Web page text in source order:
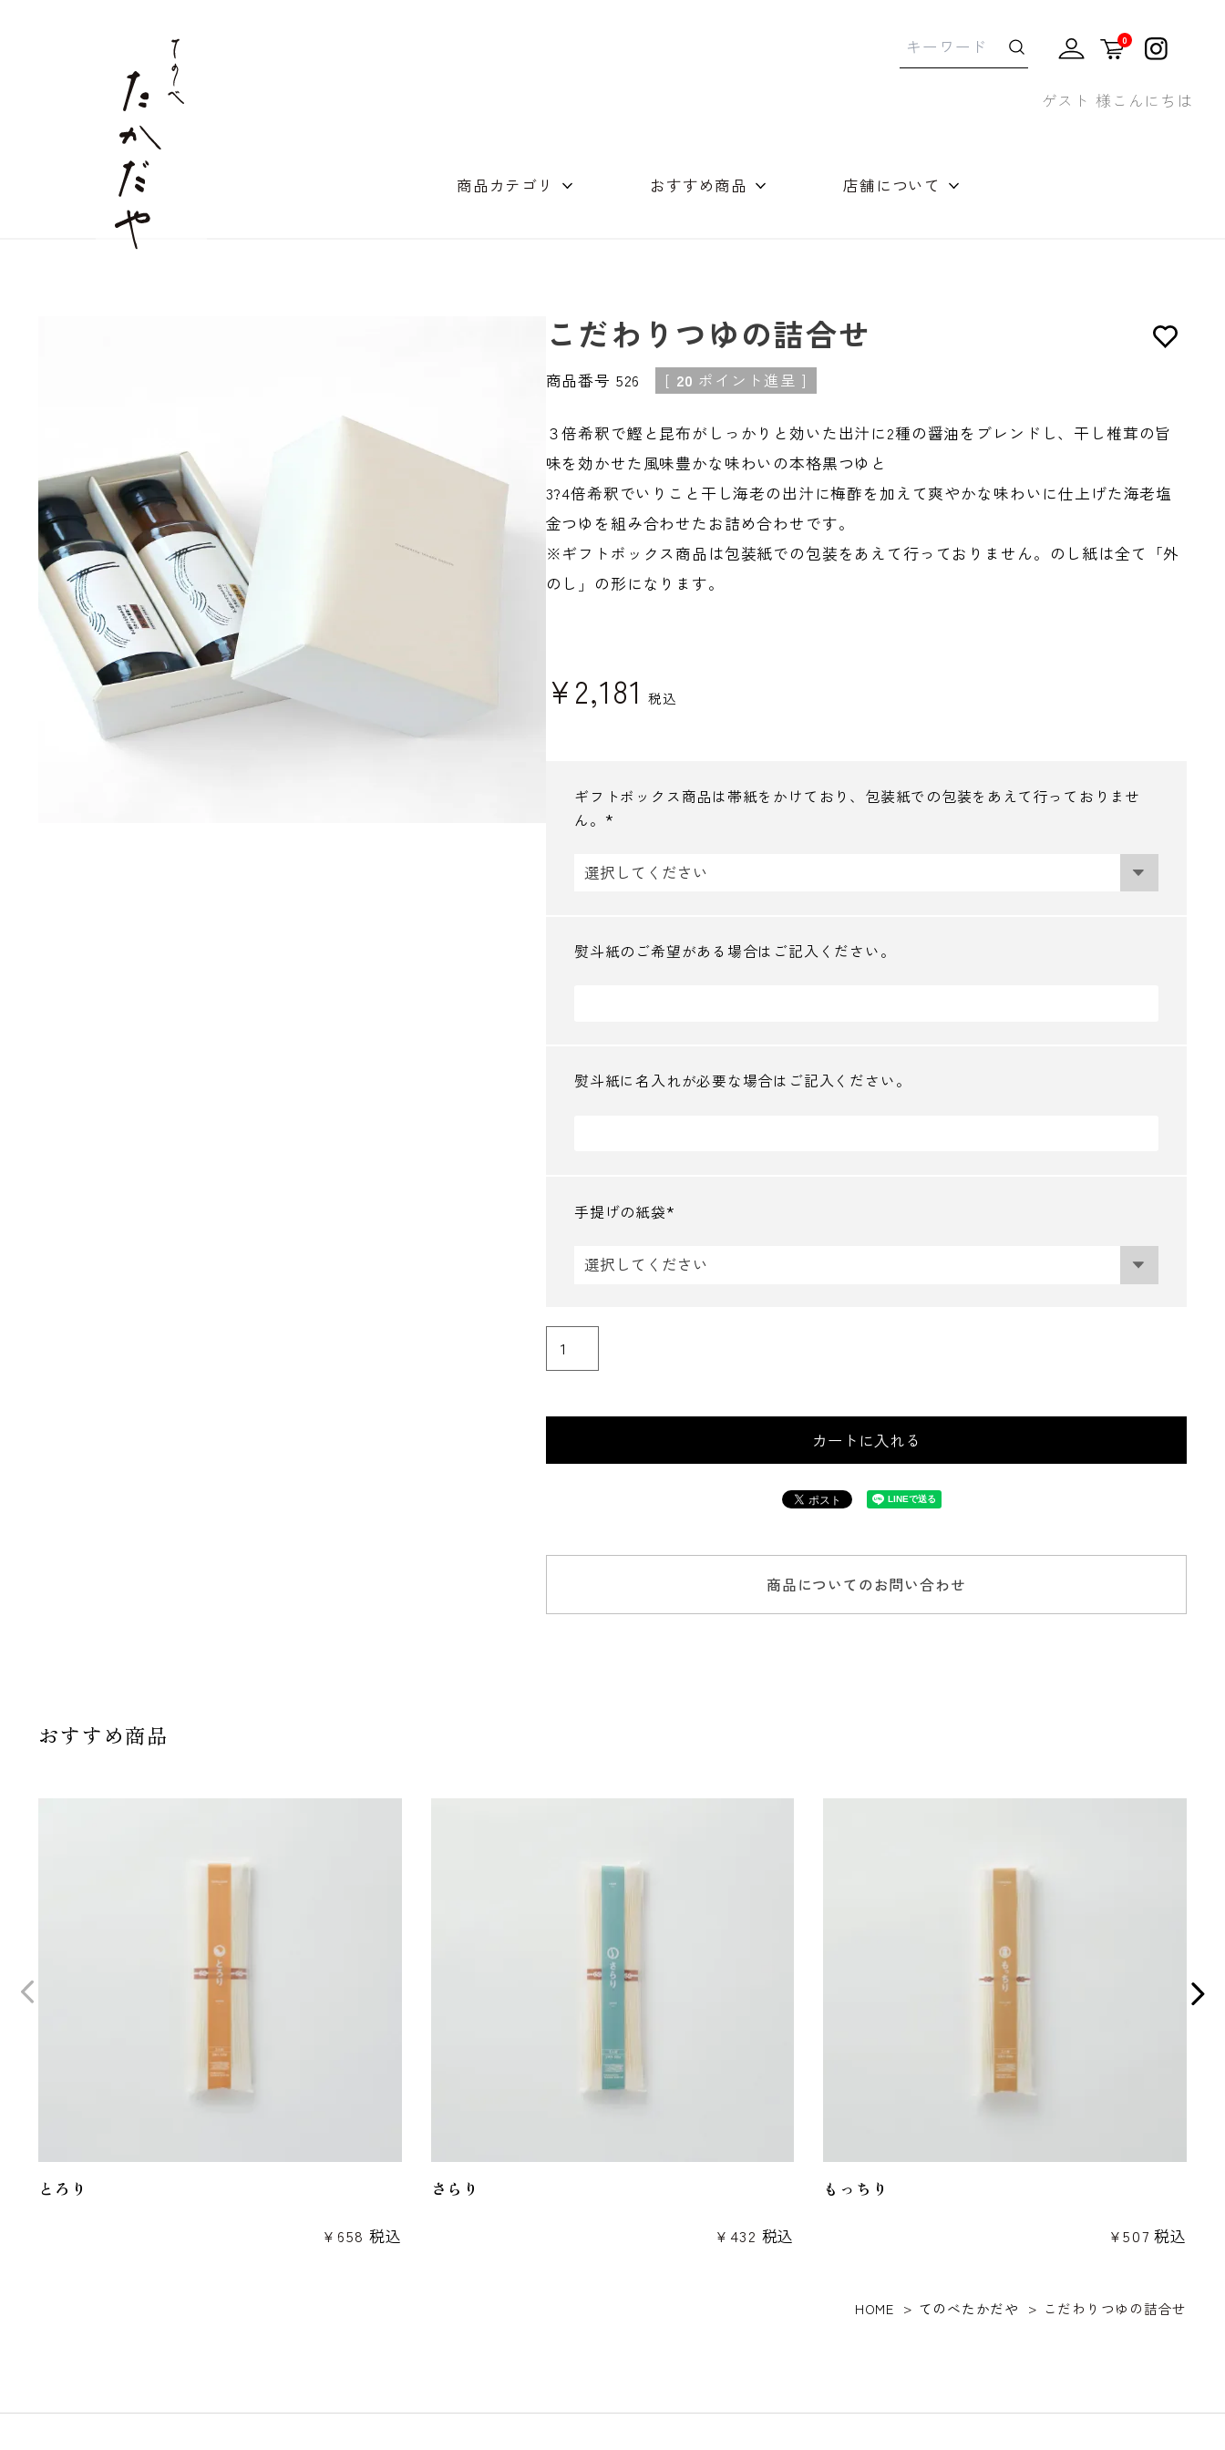
商品カテゴリ
その他
おすすめ商品 店舗について
0
ゲスト 様こんにちは
こだわりつゆの詰合せ
商品番号 526 [ 20 ポイント進呈 ]
３倍希釈で鰹と昆布がしっかりと効いた出汁に2種の醤油をブレンドし、干し椎茸の旨
味を効かせた風味豊かな味わいの本格黒つゆと
3?4倍希釈でいりこと干し海老の出汁に梅酢を加えて爽やかな味わいに仕上げた海老塩
金つゆを組み合わせたお詰め合わせです。
※ギフトボックス商品は包装紙での包装をあえて行っておりません。のし紙は全て「外
のし」の形になります。
¥2,181 税込
ギフトボックス商品は帯紙をかけており、包装紙での包装をあえて行っておりませ
ん。
必
須
熨斗紙のご希望がある場合はご記入ください。
熨斗紙に名入れが必要な場合はご記入ください。
手提げの紙袋
必
カートに入れる
商品についてのお問い合わせ
おすすめ商品
とろり
¥ 658 税込
さらり
¥ 432 税込
もっちり
¥507 税込
HOME てのべたかだや こだわりつゆの詰合せ